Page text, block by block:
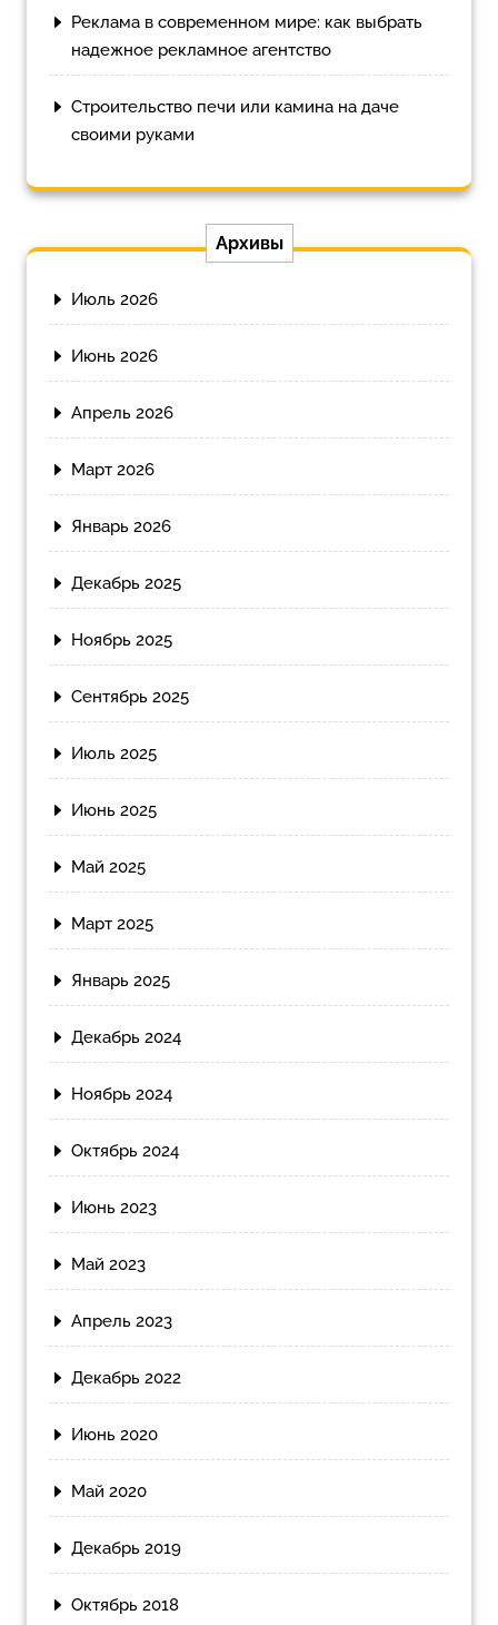
Реклама в современном мире: как выбрать
надежное рекламное агентство
Строительство печи или камина на даче
своими руками
Архивы
Июль 2026
Июнь 2026
Апрель 2026
Март 2026
Январь 2026
Декабрь 2025
Ноябрь 2025
Сентябрь 2025
Июль 2025
Июнь 2025
Май 2025
Март 2025
Январь 2025
Декабрь 2024
Ноябрь 2024
Октябрь 2024
Июнь 2023
Май 2023
Апрель 2023
Декабрь 2022
Июнь 2020
Май 2020
Декабрь 2019
Октябрь 2018